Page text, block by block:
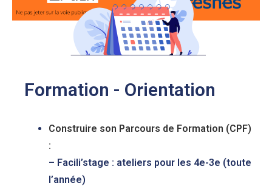
Formation - Orientation
Construire son Parcours de Formation (CPF)
:
– Facili’stage : ateliers pour les 4e-3e (toute
l’année)